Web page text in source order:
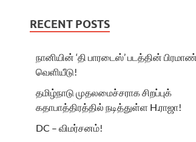
RECENT POSTS
நானியின் ‘தி பாரடைஸ்’ படத்தின்
வெளியீடு!
தமிழ்நாடு முதலமைச்சராக சிறப்புக்
கதாபாத்திரத்தில் நடித்துள்ள H.ராஜா!
DC – விமர்சனம்!